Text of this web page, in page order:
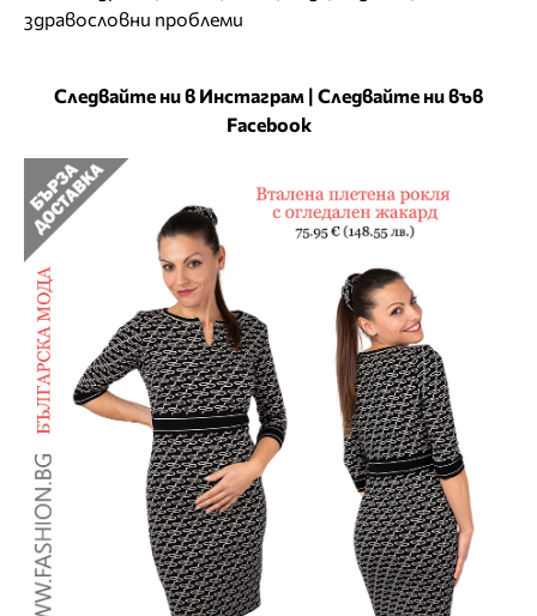
здравословни проблеми
Следвайте ни в Инстаграм | Следвайте ни във
Facebook